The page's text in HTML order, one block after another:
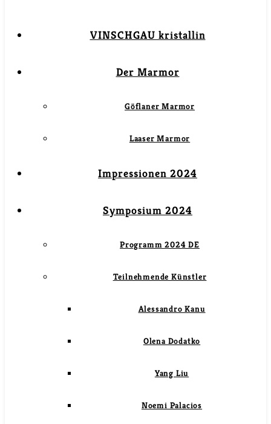
VINSCHGAU kristallin
Der Marmor
Göflaner Marmor
Laaser Marmor
Impressionen 2024
Symposium 2024
Programm 2024 DE
Teilnehmende Künstler
Alessandro Kanu
Olena Dodatko
Yang Liu
Noemi Palacios